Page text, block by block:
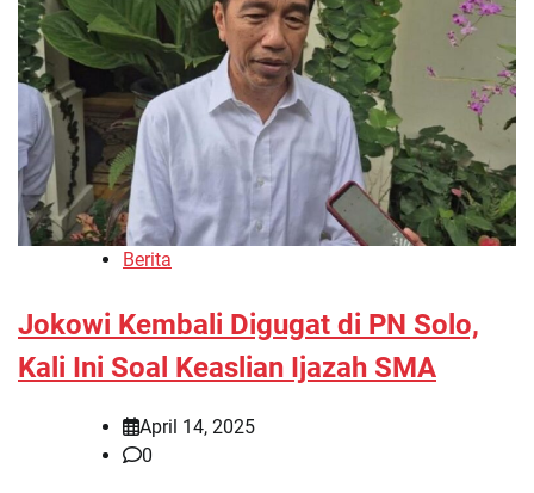
Berita
Jokowi Kembali Digugat di PN Solo,
Kali Ini Soal Keaslian Ijazah SMA
April 14, 2025
0